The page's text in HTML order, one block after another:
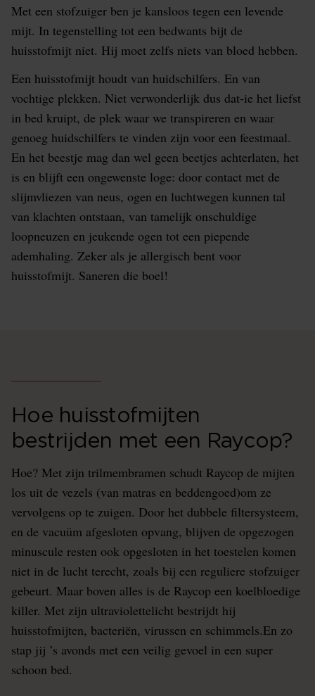
Met een stofzuiger ben je kansloos tegen een levende
mijt. In tegenstelling tot een bedwants bijt de
huisstofmijt niet. Hij moet zelfs niets van bloed hebben.
Een huisstofmijt houdt van huidschilfers. En van
vochtige plekken. Niet verwonderlijk dus dat-ie het liefst
in bed kruipt, de plek waar we transpireren en waar
genoeg huidschilfers te vinden zijn voor een feestmaal.
En het beestje mag dan wel geen beetjes achterlaten, het
is en blijft een ongewenste loge: door contact met de
slijmvliezen van neus, ogen en luchtwegen kunnen tal
van klachten ontstaan, van tamelijk onschuldige
loopneuzen en jeukende ogen tot een piepende
ademhaling. Zeker als je allergisch bent voor
huisstofmijt. Saneren die boel!
Hoe huisstofmijten
bestrijden met een Raycop?
Hoe? Met zijn trilmembramen schudt Raycop de mijten
los uit de vezels (van matras en beddengoed)om ze
vervolgens op te zuigen. Door het dubbele filtersysteem,
en de vacuüm afgesloten opvang, blijven de opgezogen
minuscule resten ook opgesloten in het toestelen komen
niet in de lucht terecht, zoals bij een reguliere stofzuiger
gebeurt. Maar boven alles is de Raycop een koelbloedige
killer. Met zijn ultraviolettelicht bestrijdt hij
huisstofmijten, bacteriën, virussen en schimmels.En zo
stap jij ’s avonds met een veilig gevoel in een super
schoon bed.